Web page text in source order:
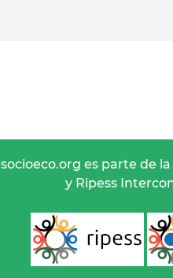
socioeco.org es parte de
y Ripess